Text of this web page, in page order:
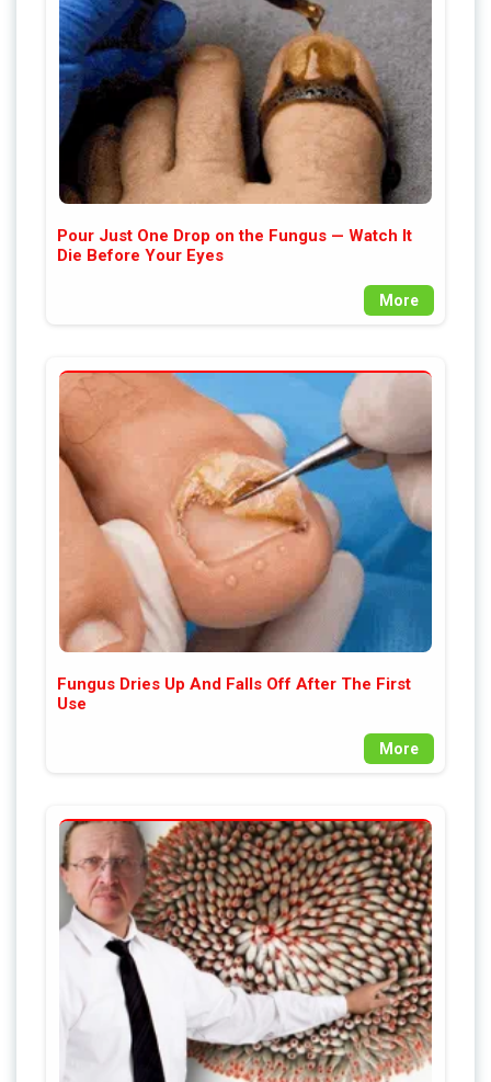
Pour Just One Drop on the Fungus — Watch It
Die Before Your Eyes
More
Fungus Dries Up And Falls Off After The First
Use
More